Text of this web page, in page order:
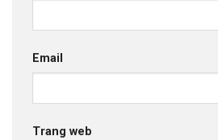
Email
Trang web